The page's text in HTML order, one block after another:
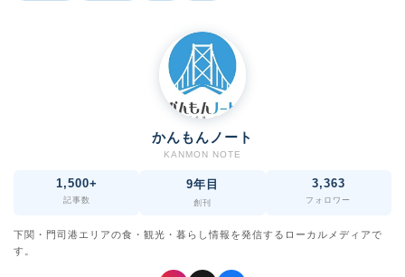
かんもんノート
KANMON NOTE
1,500+
記事数
9年目
創刊
3,363
フォロワー
下関・門司港エリアの食・観光・暮らし情報を発信するローカルメディアで
す。